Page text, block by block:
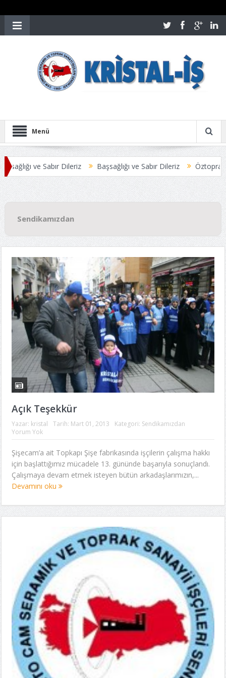
Menü
ve Sabır Dileriz Başsağlığı ve Sabır Dileriz
Öztoprak-İş
SONUÇLANDI
Üyelerimize Duyuru
Sendikamızdan
Açık Teşekkür
Yazar: kristal Tarih: Mart 01, 2013 Kategori: Sendikamızdan
Yorum Yok
Şişecam’a ait Topkapı Şişe fabrikasında işçilerin çalışma hakkı
için başlattığımız mücadele 13. gününde başarıyla sonuçlandı.
Çalışmaya devam etmek isteyen bütün arkadaşlarımızın,...
Devamını oku